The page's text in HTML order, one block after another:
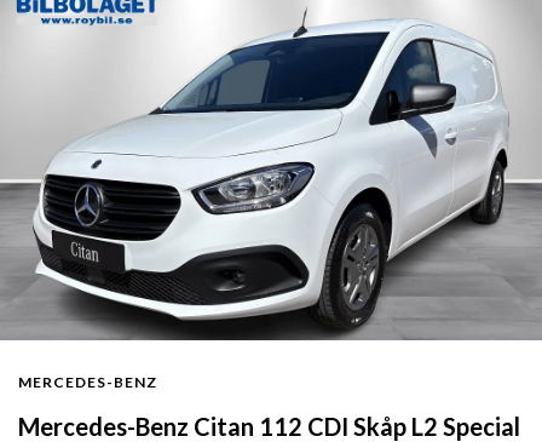
MERCEDES-BENZ
Mercedes-Benz Citan 112 CDI Skåp L2 Special